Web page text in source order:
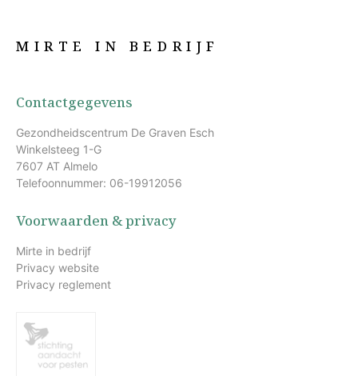
MIRTE IN BEDRIJF
Contactgegevens
Gezondheidscentrum De Graven Esch
Winkelsteeg 1-G
7607 AT Almelo
Telefoonnummer: 06-19912056
Voorwaarden & privacy
Mirte in bedrijf
Privacy website
Privacy reglement